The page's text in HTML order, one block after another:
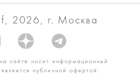
2026, г. Москва
сайте носит информационный
публичной офертой.